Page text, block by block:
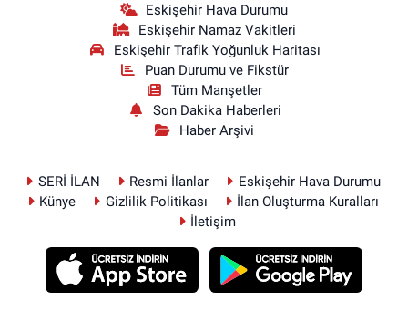
Eskişehir Hava Durumu
Eskişehir Namaz Vakitleri
Eskişehir Trafik Yoğunluk Haritası
Puan Durumu ve Fikstür
Tüm Manşetler
Son Dakika Haberleri
Haber Arşivi
SERİ İLAN Resmi İlanlar
Eskişehir Hava Durumu
Künye
Gizlilik Politikası
İlan Oluşturma Kuralları
İletişim